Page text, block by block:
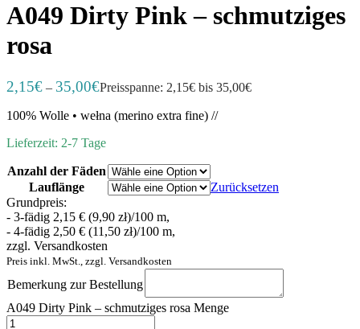
A049 Dirty Pink – schmutziges
rosa
2,15€ – 35,00€Preisspanne: 2,15€ bis 35,00€
100% Wolle • wełna (merino extra fine) //
Lieferzeit: 2-7 Tage
Anzahl der Fäden
Lauflänge
Zurücksetzen
Grundpreis:
- 3-fädig 2,15 € (9,90 zł)/100 m,
- 4-fädig 2,50 € (11,50 zł)/100 m,
zzgl. Versandkosten
Preis inkl. MwSt., zzgl. Versandkosten
Bemerkung zur Bestellung
A049 Dirty Pink – schmutziges rosa Menge